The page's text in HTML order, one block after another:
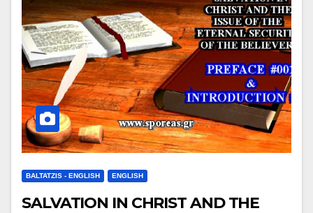
BALTATZIS - ENGLISH ENGLISH
SALVATION IN CHRIST AND THE